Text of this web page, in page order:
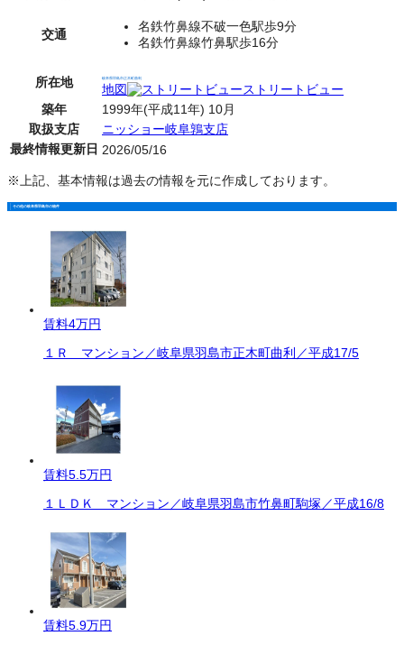
交通
名鉄竹鼻線不破一色駅歩9分
名鉄竹鼻線竹鼻駅歩16分
所在地 岐阜県羽島市正木町曲利
地図
ストリートビュー
築年
1999年(平成11年) 10月
取扱支店
ニッショー岐阜鶉支店
最終情報更新日 2026/05/16
※上記、基本情報は過去の情報を元に作成しております。
その他の岐阜県羽島市の物件
賃料4万円
１Ｒ マンション／岐阜県羽島市正木町曲利／平成17/5
賃料5.5万円
１ＬＤＫ マンション／岐阜県羽島市竹鼻町駒塚／平成16/8
賃料5.9万円